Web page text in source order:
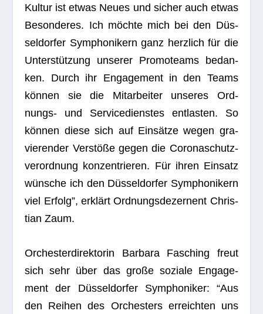
Kul­tur ist etwas Neues und sicher auch etwas
Beson­de­res. Ich möchte mich bei den Düs­
sel­dor­fer Sym­pho­ni­kern ganz herz­lich für die
Unter­stüt­zung unse­rer Pro­mo­teams bedan­
ken. Durch ihr Enga­ge­ment in den Teams
kön­nen sie die Mit­ar­bei­ter unse­res Ord­
nungs- und Ser­vice­diens­tes ent­las­ten. So
kön­nen diese sich auf Ein­sätze wegen gra­
vie­ren­der Ver­stöße gegen die Coro­naschutz­
ver­ord­nung kon­zen­trie­ren. Für ihren Ein­satz
wün­sche ich den Düs­sel­dor­fer Sym­pho­ni­kern
viel Erfolg”, erklärt Ord­nungs­de­zer­nent Chris­
tian Zaum.
Orches­ter­di­rek­to­rin Bar­bara Fasching freut
sich sehr über das große soziale Enga­ge­
ment der Düs­sel­dor­fer Sym­pho­ni­ker: “Aus
den Rei­hen des Orches­ters erreich­ten uns